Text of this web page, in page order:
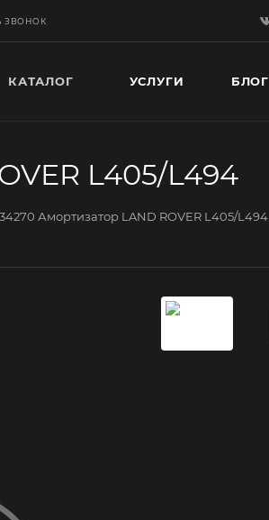
ЗВОНОК
КАТАЛОГ УСЛУГИ БЛОГ
L405/L494
Амортизатор LAND ROVER L405/L494